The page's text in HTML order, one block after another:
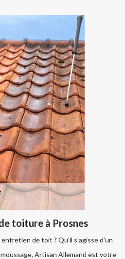
toiture à Prosnes
de toit ? Qu’il s’agisse d’un
Artisan Allemand est votre